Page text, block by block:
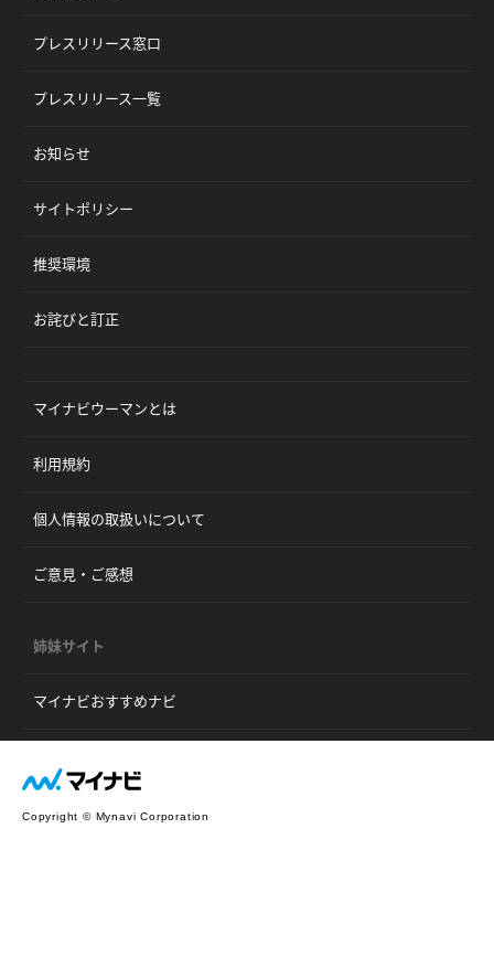
プレスリリース窓口
プレスリリース一覧
お知らせ
サイトポリシー
推奨環境
お詫びと訂正
マイナビウーマンとは
利用規約
個人情報の取扱いについて
ご意見・ご感想
姉妹サイト
マイナビおすすめナビ
Copyright © Mynavi Corporation